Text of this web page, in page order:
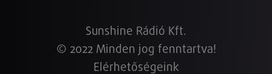
Sunshine Rádió Kft.
© 2022 Minden jog fenntartva!
Elérhetőségeink